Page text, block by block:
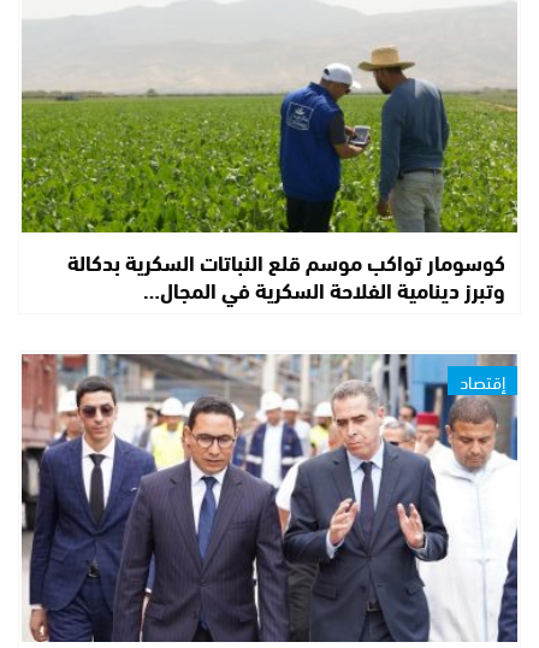
كوسومار تواكب موسم قلع النباتات السكرية بدكالة
وتبرز دينامية الفلاحة السكرية في المجال…
إقتصاد